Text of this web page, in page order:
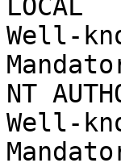
LOCAL
Well-
NT
Well-